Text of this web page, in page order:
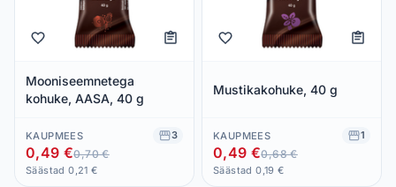
Mooniseemnetega
kohuke, AASA, 40 g
KAUPMEES 3
0,49 €0,70 €
Säästad 0,21 €
Mustikakohuke, 40 g
KAUPMEES 1
0,49 €0,68 €
Säästad 0,19 €